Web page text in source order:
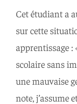
Cet étudiant a
sur cette
apprentissage :
scolaire sans
une mauvaise
note, j’assume